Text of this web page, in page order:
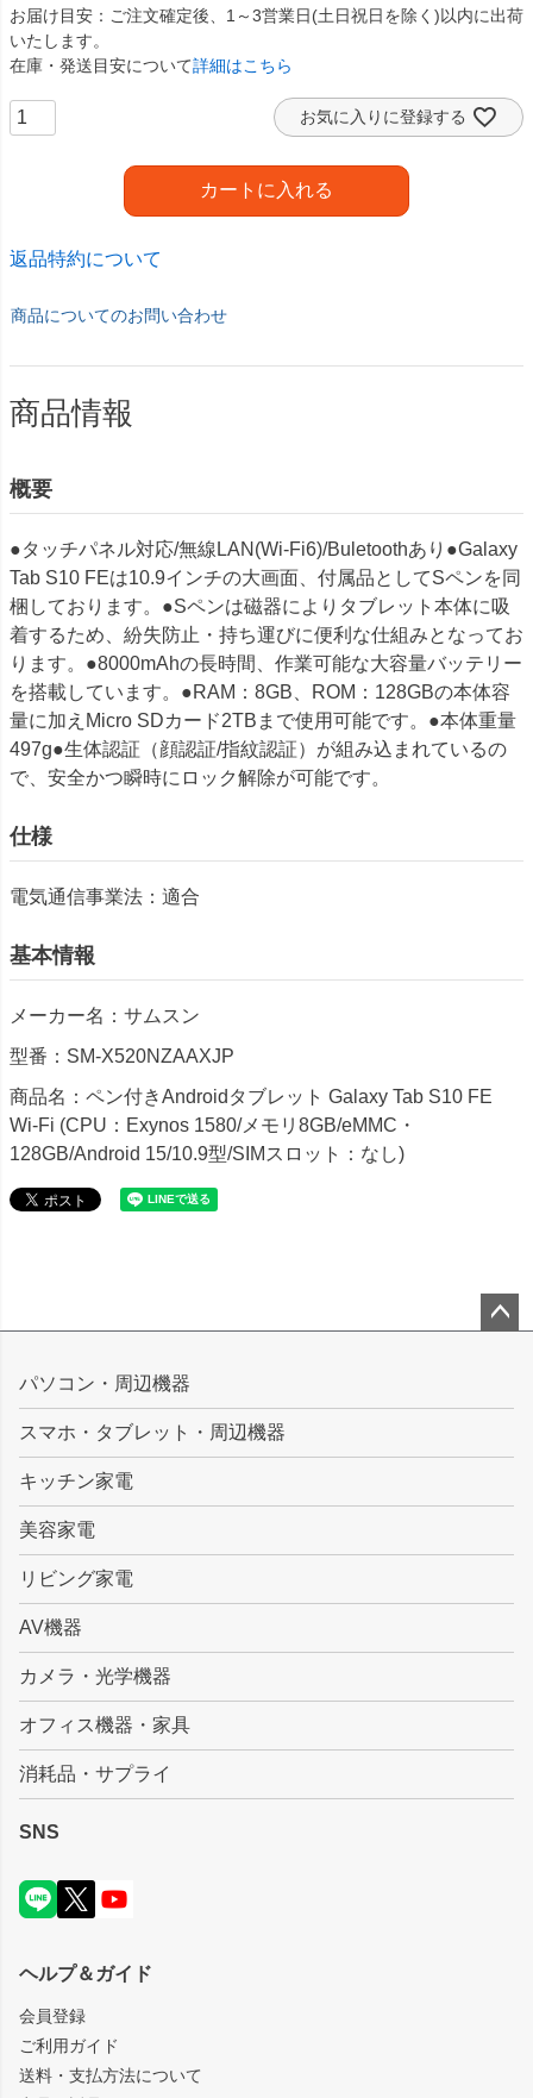
お届け目安
ご注文確定後、1～3営業日(土日祝日を除く)以内に出荷
いたします。
在庫・発送目安について詳細はこちら
お気に入りに登録する
カートに入れる
返品特約について
商品についてのお問い合わせ
商品情報
概要
●タッチパネル対応/無線LAN(Wi-Fi6)/Buletoothあり●Galaxy
Tab S10 FEは10.9インチの大画面、付属品としてSペンを同
梱しております。●Sペンは磁器によりタブレット本体に吸
着するため、紛失防止・持ち運びに便利な仕組みとなってお
ります。●8000mAhの長時間、作業可能な大容量バッテリー
を搭載しています。●RAM：8GB、ROM：128GBの本体容
量に加えMicro SDカード2TBまで使用可能です。●本体重量
497g●生体認証（顔認証/指紋認証）が組み込まれているの
で、安全かつ瞬時にロック解除が可能です。
仕様
電気通信事業法：適合
基本情報
メーカー名：サムスン
型番：SM-X520NZAAXJP
商品名：ペン付きAndroidタブレット Galaxy Tab S10 FE
Wi-Fi (CPU：Exynos 1580/メモリ8GB/eMMC・
128GB/Android 15/10.9型/SIMスロット：なし)
ップ
パソコン・周辺機器
スマホ・タブレット・周辺機器
キッチン家電
美容家電
リビング家電
AV機器
カメラ・光学機器
オフィス機器・家具
消耗品・サプライ
SNS
ヘルプ＆ガイド
会員登録
ご利用ガイド
送料・支払方法について